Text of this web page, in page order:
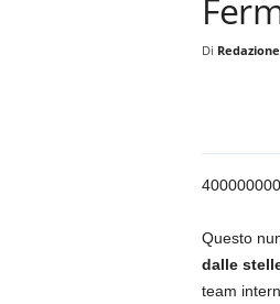
Di
Questo
dalle
team